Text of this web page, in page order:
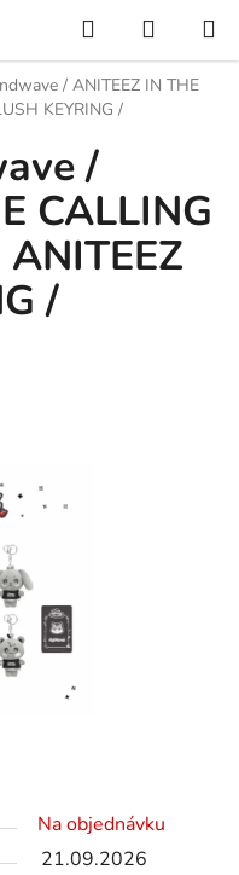
Hľadať
KOŠÍK
/ ANITEEZ IN THE
KEYRING /
Na objednávku
21.09.2026
/
CALLING
/